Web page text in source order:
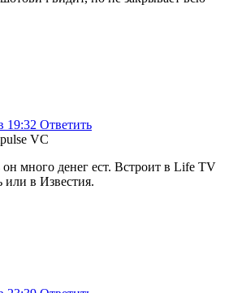
19:32 Ответить
VC
много денег ест. Встроит в Life TV
или в Известия.